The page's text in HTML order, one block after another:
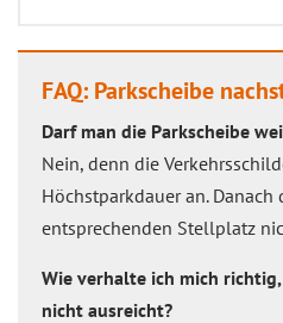
FAQ: Parkscheibe
Darf man die Parkscheibe
Nein, denn die
Höchstparkdauer an.
entsprechenden Stellplatz
Wie verhalte ich mich
nicht ausreicht?